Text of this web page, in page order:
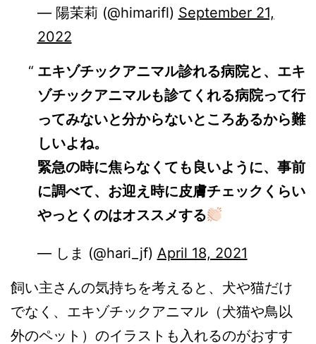
— 陽茉莉 (@himarifl) September 21,
2022
エキゾチックアニマル診れる病院と、エキ
ゾチックアニマルも診てくれる病院って行
ってみないと分からないところあるから難
しいよね。
緊急の時に焦らなくても良いように、事前
に調べて、お迎え時に皮膚チェックくらい
やっとくのはオススメする
— しま (@hari_jf) April 18, 2021
飼い主さんの気持ちを考えると、犬や猫だけ
でなく、エキゾチックアニマル（犬猫や鳥以
外のペット）のイラストも入れるのがおすす